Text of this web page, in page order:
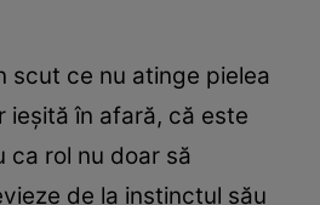
scut ce nu atinge pielea
ieșită în afară, că este
ca rol nu doar să
de la instinctul său